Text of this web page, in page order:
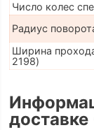
Число колес
Радиус
Ширина
2198)